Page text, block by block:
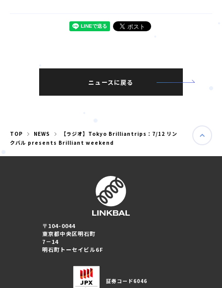
婚活パーティー（東京）
婚活パーティー（大阪）
PRIVACY POLICY
ニュースに戻る
TOP NEWS
【ラジオ】Tokyo Brilliantrips：7/12 リン
クバル presents Brilliant weekend
〒104-0044
東京都中央区明石町
7－14
明石町トーセイビル6F
証券コード6046